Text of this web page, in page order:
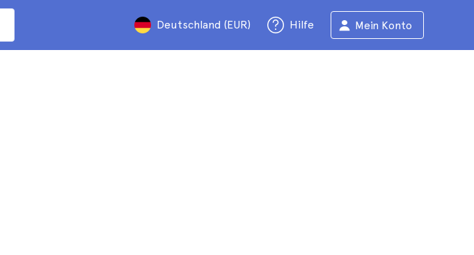
Deutschland (EUR) Hilfe Mein Konto